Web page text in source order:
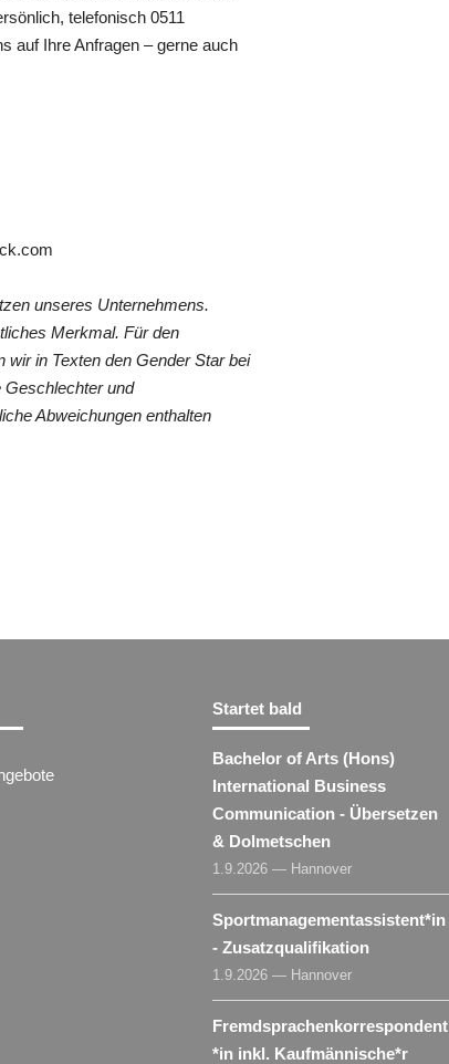
telefonisch 0511
auf Ihre Anfragen – gerne auch
unseres Unternehmens.
Merkmal. Für den
in Texten den Gender Star bei
Geschlechter und
Abweichungen enthalten
Startet bald
Bachelor of Arts (Hons)
International Business
Communication - Übersetzen
& Dolmetschen
1.9.2026 — Hannover
Sportmanagementassistent​*in
- Zusatzqualifikation
1.9.2026 — Hannover
Fremdsprachenkorrespondent​
*in inkl. Kaufmännische*r